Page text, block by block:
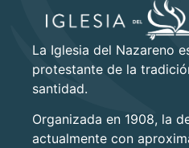
La Iglesia del Nazareno
protestante de la
santidad.
Organizada en 1908, la
actualmente con